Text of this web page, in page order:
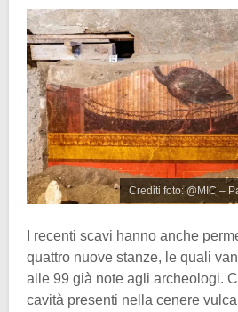
Crediti foto: @MIC –
I recenti scavi hanno anche
quattro nuove stanze, le quali
alle 99 già note agli archeologi.
cavità presenti nella cenere